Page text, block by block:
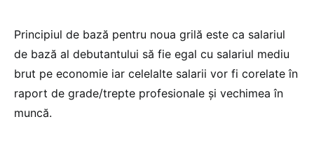
Principiul de bază pentru noua grilă este ca salariul
de bază al debutantului să fie egal cu salariul mediu
brut pe economie iar celelalte salarii vor fi corelate în
raport de grade/trepte profesionale și vechimea în
muncă.